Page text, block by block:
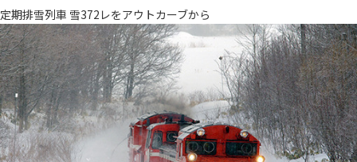
定期排雪列車 雪372レをアウトカーブから